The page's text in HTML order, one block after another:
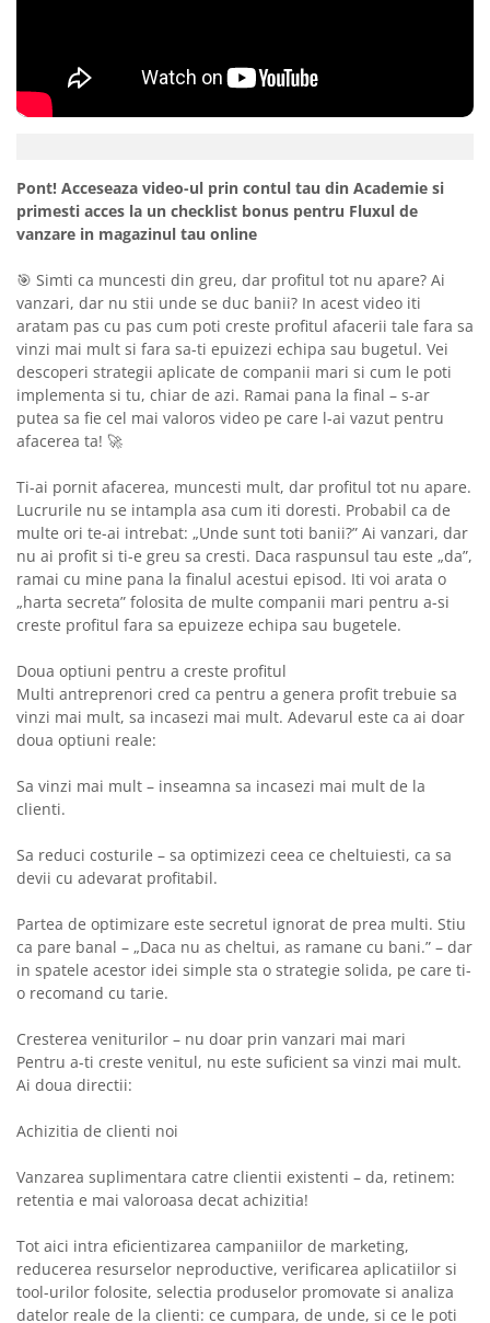
Pont! Acceseaza video-ul prin contul tau din Academie si
primesti acces la un checklist bonus pentru Fluxul de
vanzare in magazinul tau online
🎯 Simti ca muncesti din greu, dar profitul tot nu apare? Ai
vanzari, dar nu stii unde se duc banii? In acest video iti
aratam pas cu pas cum poti creste profitul afacerii tale fara sa
vinzi mai mult si fara sa-ti epuizezi echipa sau bugetul. Vei
descoperi strategii aplicate de companii mari si cum le poti
implementa si tu, chiar de azi. Ramai pana la final – s-ar
putea sa fie cel mai valoros video pe care l-ai vazut pentru
afacerea ta! 🚀
Ti-ai pornit afacerea, muncesti mult, dar profitul tot nu apare.
Lucrurile nu se intampla asa cum iti doresti. Probabil ca de
multe ori te-ai intrebat: „Unde sunt toti banii?” Ai vanzari, dar
nu ai profit si ti-e greu sa cresti. Daca raspunsul tau este „da”,
ramai cu mine pana la finalul acestui episod. Iti voi arata o
„harta secreta” folosita de multe companii mari pentru a-si
creste profitul fara sa epuizeze echipa sau bugetele.
Doua optiuni pentru a creste profitul
Multi antreprenori cred ca pentru a genera profit trebuie sa
vinzi mai mult, sa incasezi mai mult. Adevarul este ca ai doar
doua optiuni reale:
Sa vinzi mai mult – inseamna sa incasezi mai mult de la
clienti.
Sa reduci costurile – sa optimizezi ceea ce cheltuiesti, ca sa
devii cu adevarat profitabil.
Partea de optimizare este secretul ignorat de prea multi. Stiu
ca pare banal – „Daca nu as cheltui, as ramane cu bani.” – dar
in spatele acestor idei simple sta o strategie solida, pe care ti-
o recomand cu tarie.
Cresterea veniturilor – nu doar prin vanzari mai mari
Pentru a-ti creste venitul, nu este suficient sa vinzi mai mult.
Ai doua directii:
Achizitia de clienti noi
Vanzarea suplimentara catre clientii existenti – da, retinem:
retentia e mai valoroasa decat achizitia!
Tot aici intra eficientizarea campaniilor de marketing,
reducerea resurselor neproductive, verificarea aplicatiilor si
tool-urilor folosite, selectia produselor promovate si analiza
datelor reale de la clienti: ce cumpara, de unde, si ce le poti